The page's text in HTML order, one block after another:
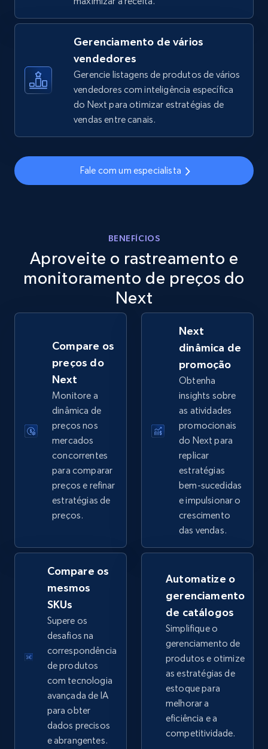
price, Final price, Discount percent, and more.
667+
Amazon sellers info
URL, Product id, Title, Seller name, Seller rating,
Seller reviews, Breadcrumbs, Root category, and
more.
2.5K+ 359+ Comece agora
eBay - Gather data on products using
URL, Product id, Title, Seller name, Seller rating,
Seller reviews, Breadcrumbs, Root category, and
more.
Comece agora
eBay - Collect products from shops on eBay
URL, Product id, Title, Seller name, Seller rating,
Seller reviews, Breadcrumbs, Root category, and
more.
2.5K+ Comece agora
eBay - Collect records by category
URL, Product id, Title, Seller name, Seller rating,
Seller reviews, Breadcrumbs, Root category, and
2.5K+ 359+ Comece agora
Gerenciamento de vários
vendedores
Gerencie listagens de produtos de vários
vendedores com inteligência específica
do Next para otimizar estratégias de
vendas entre canais.
Fale com um especialista
BENEFÍCIOS
Aproveite o rastreamento e
monitoramento de preços do
Next
Compare os
preços do
Next
Monitore a
dinâmica de
preços nos
mercados
concorrentes
para comparar
preços e refinar
estratégias de
preços.
Next
dinâmica de
promoção
Obtenha
insights sobre
as atividades
promocionais
do Next para
replicar
estratégias
bem-sucedidas
e impulsionar o
crescimento
das vendas.
Compare os
mesmos
SKUs
Supere os
desafios na
correspondência
de produtos
com tecnologia
avançada de IA
para obter
dados precisos
e abrangentes.
Automatize o
gerenciamento
de catálogos
Simplifique o
gerenciamento de
produtos e otimize
as estratégias de
estoque para
melhorar a
eficiência e a
competitividade.